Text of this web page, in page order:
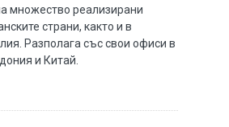
множество реализирани
страни, както и в
Разполага със свои офиси в
и Китай.